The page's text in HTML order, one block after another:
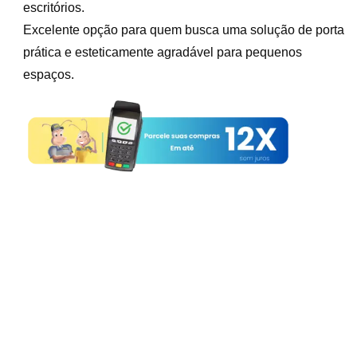
escritórios.
Excelente opção para quem busca uma solução de porta
prática e esteticamente agradável para pequenos
espaços.